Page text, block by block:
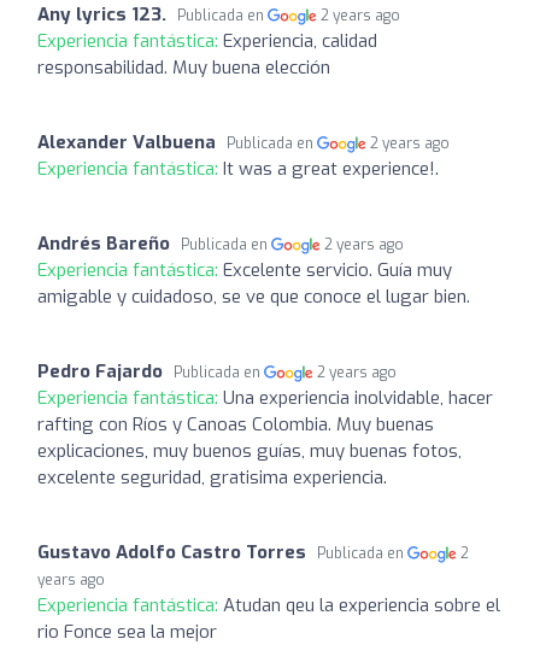
Any lyrics 123. Publicada en 2 years ago
Experiencia fantástica: Experiencia, calidad
responsabilidad. Muy buena elección
Alexander Valbuena Publicada en 2 years ago
Experiencia fantástica: It was a great experience!.
Andrés Bareño Publicada en 2 years ago
Experiencia fantástica: Excelente servicio. Guía muy
amigable y cuidadoso, se ve que conoce el lugar bien.
Pedro Fajardo Publicada en 2 years ago
Experiencia fantástica: Una experiencia inolvidable, hacer
rafting con Ríos y Canoas Colombia. Muy buenas
explicaciones, muy buenos guías, muy buenas fotos,
excelente seguridad, gratisima experiencia.
Gustavo Adolfo Castro Torres Publicada en
2
years ago
Experiencia fantástica: Atudan qeu la experiencia sobre el
rio Fonce sea la mejor